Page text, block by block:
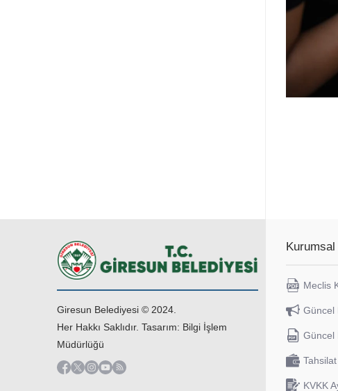
Giresun Belediyesi © 2024.
Her Hakkı Saklıdır. Tasarım: Bilgi İşlem
Müdürlüğü
Kurumsal
Meclis
Güncel
Güncel
Tahsilat
KVKK